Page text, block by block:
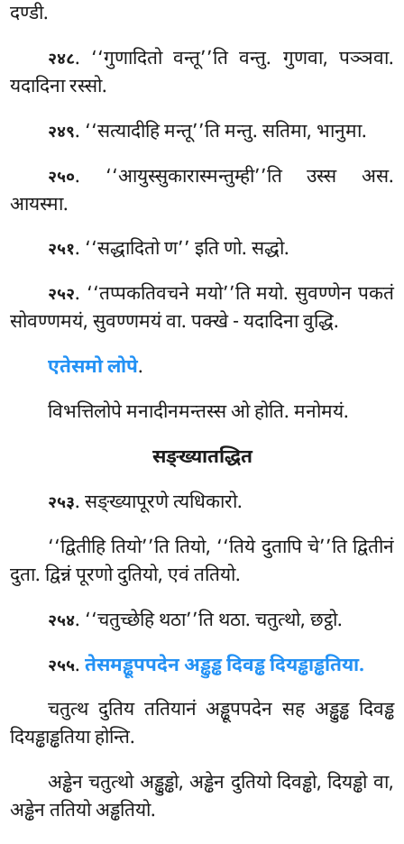
दण्डी.
२४८. ‘‘गुणादितो वन्तू’’ति वन्तु. गुणवा, पञ्ञवा.
यदादिना रस्सो.
२४९. ‘‘सत्यादीहिमन्तू’’ति मन्तु. सतिमा, भानुमा.
२५०. ‘‘आयुस्सुकारास्मन्तुम्ही’’तिउस्स अस.
आयस्मा.
२५१. ‘‘सद्धादितो ण’’ इति णो. सद्धो.
२५२. ‘‘तप्पकतिवचने मयो’’ति मयो. सुवण्णेन पकतं
सोवण्णमयं, सुवण्णमयं वा. पक्खे - यदादिना वुद्धि.
एतेसमो लोपे.
विभत्तिलोपे मनादीनमन्तस्स ओ होति. मनोमयं.
सङ्ख्यातद्धित
२५३. सङ्ख्यापूरणेत्यधिकारो.
‘‘द्वितीहि तियो’’ति तियो, ‘‘तिये दुतापि चे’’ति द्वितीनं
दुता. द्विन्नं पूरणो दुतियो, एवं ततियो.
२५४. ‘‘चतुच्छेहि थठा’’ति थठा. चतुत्थो, छट्ठो.
२५५.तेसमड्ढूपपदेन अड्ढुड्ढ दिवड्ढ दियड्ढाड्ढतिया.
चतुत्थ दुतिय ततियानं अड्ढूपपदेन सह अड्ढुड्ढ दिवड्ढ
दियड्ढाड्ढतिया होन्ति.
अड्ढेन चतुत्थो अड्ढुड्ढो, अड्ढेन दुतियो दिवड्ढो, दियड्ढो वा,
अड्ढेन ततियो अड्ढतियो.